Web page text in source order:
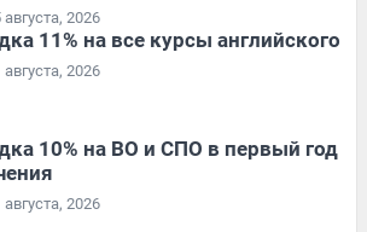
2026
11% на все курсы английского
2026
10% на ВО и СПО в первый год
2026